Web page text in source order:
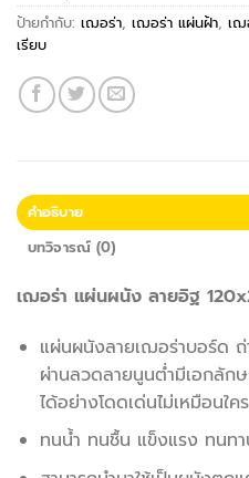
ป้ายกำกับ: เฌอร่า, เฌอร่า แผ่นฝ้า, เฌ
เรียบ
คำอธิบาย
บทวิจารณ์ (0)
เฌอร่า แผ่นผนัง ลายอิฐ
แผ่นผนังลายเฌอร่าบอร์ด
ผ่านลวดลายนูนต่ำมีเอกลัก
ได้อย่างโดดเด่นไม่เหมือนใคร
ทนน้ำ ทนชื้น แข็งแรง ทนท